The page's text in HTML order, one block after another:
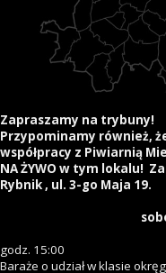
Zapraszamy na trybuny!
Przypominamy również,
współpracy z Piwiarnią
NA ŻYWO w tym lokalu!
Rybnik , ul. 3-go Maja 19.
godz. 15:00
Baraże o udział w klasie